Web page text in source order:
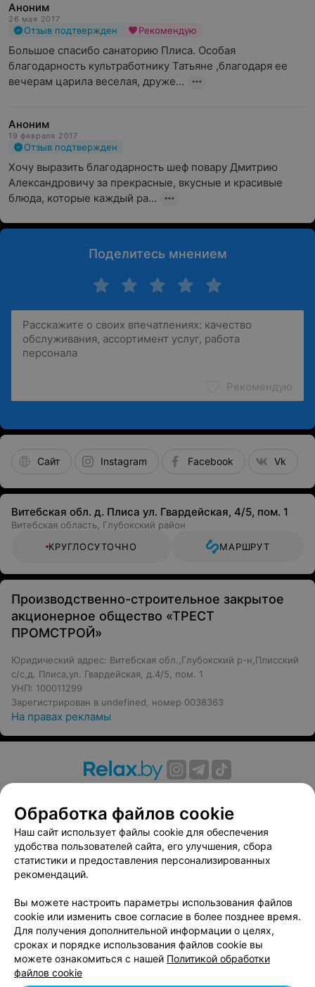
Аноним
26 мая 2017
Отзыв подтвержден Рекомендую
Большое спасибо санаторию Плиса. Особая
благодарность культработнику Татьяне ,благодаря ее
вечерам царила веселая, друже...
Аноним
19 февраля 2017
Отзыв подтвержден
Хочу выразить благодарность шеф повару Дмитрию
Александровичу за прекрасные, вкусные и красивые
блюда, которые каждый ра...
Поделитесь мнением
Рекомендую
Сайт Instagram Facebook Vk
Витебская обл. д. Плиса ул. Гвардейская, 4/5, пом. 1
Витебская область, Глубокский район
КРУГЛОСУТОЧНО
МАРШРУТ
Производственно-строительное закрытое
акционерное общество «ТРЕСТ
ПРОМСТРОЙ»
Юридический адрес: Витебская обл.,Глубокский р-н,Плисский
с/с,д. Плиса,ул. Гвардейская, д.4/5, пом. 1
УНП: 100011299
Зарегистрирован в undefined, номер 0038363
На правах рекламы
Вакансии
Публичный договор
Способы оплаты
Публичный договор по использованию сервиса
«Афиша»
Пользовательское соглашение
Связаться по вопросам сотрудничества
Написать руководителю relax.by
Персональные настройки cookie
Обработка персональных данных
Обработка файлов cookie
Наш сайт использует файлы cookie для обеспечения
удобства пользователей сайта, его улучшения, сбора
статистики и предоставления персонализированных
рекомендаций.
Вы можете настроить параметры использования файлов
cookie или изменить свое согласие в более позднее время.
Для получения дополнительной информации о целях,
сроках и порядке использования файлов cookie вы
можете ознакомиться с нашей Политикой обработки
файлов cookie